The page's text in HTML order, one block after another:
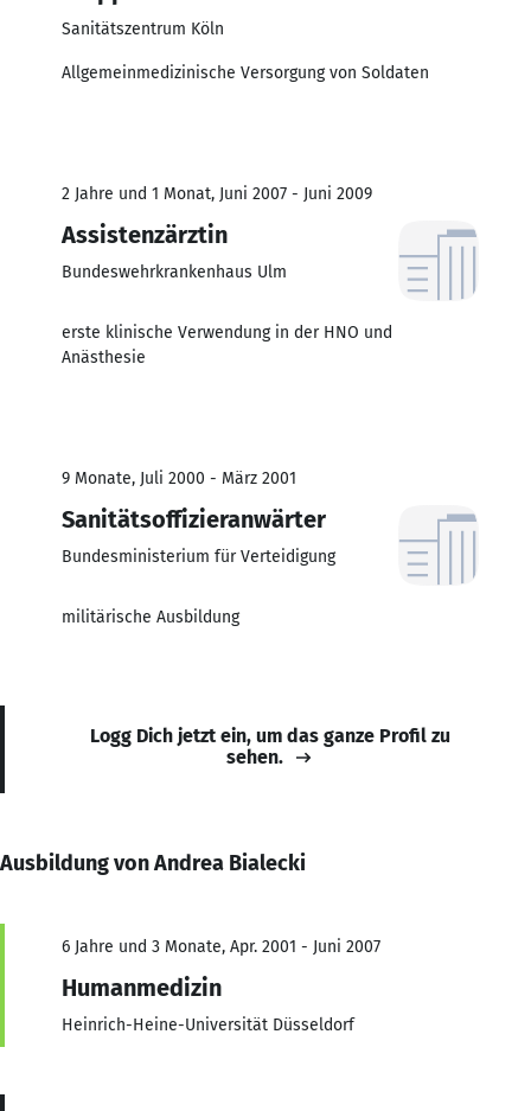
Sanitätszentrum Köln
Allgemeinmedizinische Versorgung von Soldaten
2 Jahre und 1 Monat, Juni 2007 - Juni 2009
Assistenzärztin
Bundeswehrkrankenhaus Ulm
erste klinische Verwendung in der HNO und
Anästhesie
9 Monate, Juli 2000 - März 2001
Sanitätsoffizieranwärter
Bundesministerium für Verteidigung
militärische Ausbildung
Logg Dich jetzt ein, um das ganze Profil zu
sehen.
Ausbildung von Andrea Bialecki
6 Jahre und 3 Monate, Apr. 2001 - Juni 2007
Humanmedizin
Heinrich-Heine-Universität Düsseldorf